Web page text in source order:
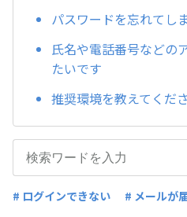
パスワードを忘れてし
氏名や電話番号などの
たいです
推奨環境を教えてくだ
# ログインできない # メールが